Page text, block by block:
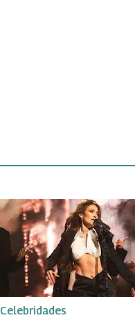
Celebridades